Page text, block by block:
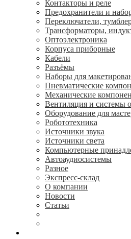
Контакторы и реле
Предохранители и
Переключатели,
Трансформаторы,
Oптоэлектроника
Корпуса приборные
Кабели
Разъёмы
Наборы для
Пневматические
Механические
Вентиляция и системы
Оборудование для
Робототехника
Источники звука
Источники света
Компьютерные
Автоаудиосистемы
Разное
Экспресс-склад
О компании
Новости
Статьи